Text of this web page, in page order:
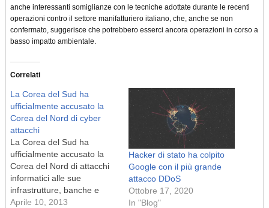
anche interessanti somiglianze con le tecniche adottate durante le recenti
operazioni contro il settore manifatturiero italiano, che, anche se non
confermato, suggerisce che potrebbero esserci ancora operazioni in corso a
basso impatto ambientale.
Correlati
La Corea del Sud ha
ufficialmente accusato la
Corea del Nord di cyber
attacchi
La Corea del Sud ha
ufficialmente accusato la
Corea del Nord di attacchi
informatici alle sue
infrastrutture, banche e
diverse aziende. Mentre in
Aprile 10, 2013
Hacker di stato ha colpito
Google con il più grande
attacco DDoS
Ottobre 17, 2020
In "Blog"